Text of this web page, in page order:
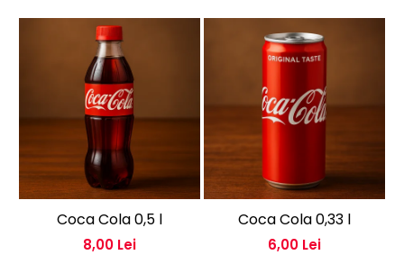
Coca Cola 0,5 l
8,00 Lei
Coca Cola 0,33 l
6,00 Lei